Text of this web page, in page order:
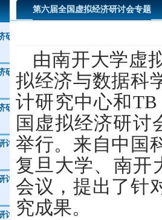
研
研
研
讨
讨
讨
第六届全国虚拟经济研讨会专题
由南开大学虚
拟经济与数据科
计研究中心和TB
国虚拟经济研讨
举行。来自中国
复旦大学、南开
会议，提出了针
究成果。